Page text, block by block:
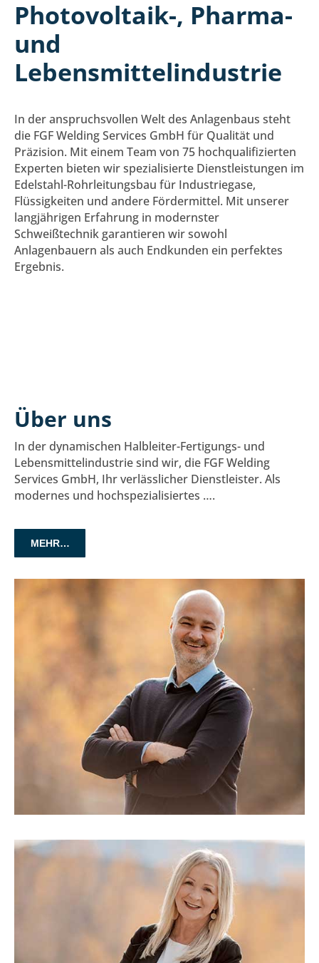
Photovoltaik-, Pharma-
und
Lebensmittelindustrie
In der anspruchsvollen Welt des Anlagenbaus steht
die FGF Welding Services GmbH für Qualität und
Präzision. Mit einem Team von 75 hochqualifizierten
Experten bieten wir spezialisierte Dienstleistungen im
Edelstahl-Rohrleitungsbau für Industriegase,
Flüssigkeiten und andere Fördermittel. Mit unserer
langjährigen Erfahrung in modernster
Schweißtechnik garantieren wir sowohl
Anlagenbauern als auch Endkunden ein perfektes
Ergebnis.
Über uns
In der dynamischen Halbleiter-Fertigungs- und
Lebensmittelindustrie sind wir, die FGF Welding
Services GmbH, Ihr verlässlicher Dienstleister. Als
modernes und hochspezialisiertes ….
MEHR…